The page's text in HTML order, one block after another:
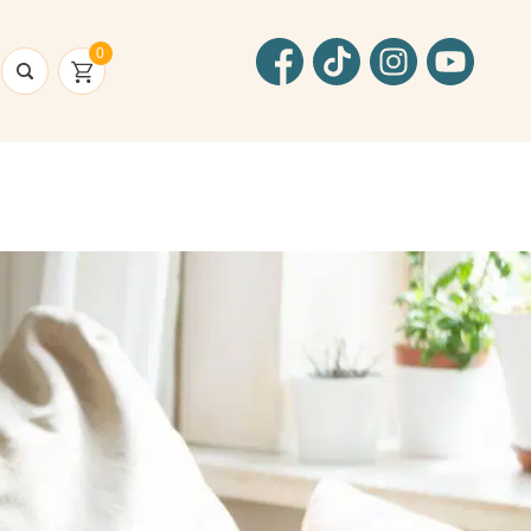
Facebook
TikTokInstagram
YouTube